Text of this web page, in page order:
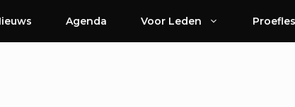
Agenda Voor Leden